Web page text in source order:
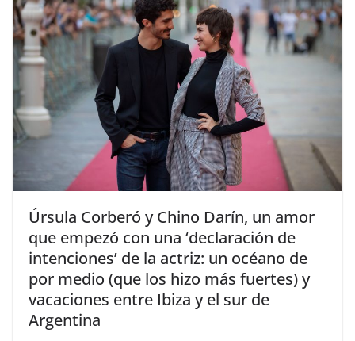
​Úrsula Corberó y Chino Darín, un amor
que empezó con una ‘declaración de
intenciones’ de la actriz: un océano de
por medio (que los hizo más fuertes) y
vacaciones entre Ibiza y el sur de
Argentina